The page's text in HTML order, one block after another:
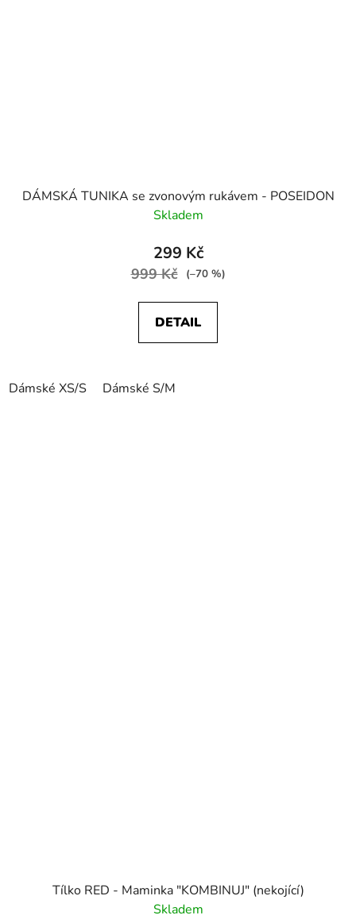
DÁMSKÁ TUNIKA se zvonovým rukávem - POSEIDON
Skladem
299 Kč
999 Kč (–70 %)
DETAIL
Dámské XS/S Dámské S/M
Tílko RED - Maminka "KOMBINUJ" (nekojící)
Skladem